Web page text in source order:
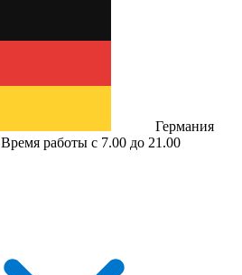
Германия
Время работы с 7.00 до 21.00